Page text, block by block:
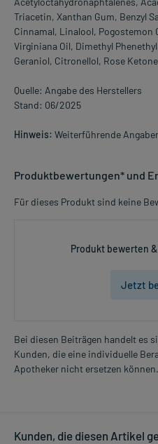
Triacetin, Xanthan Gum, Benzyl
Cinnamal, Linalool, Pogostemon
Virginiana Oil, Dimethyl
Geraniol, Citronellol, Rose
Quelle: Angabe des Herstellers
Stand: 06/2025
Hinweis: Weiterführende
Produktbewertungen* und
Für dieses Produkt sind keine
Produkt bewerten
Jetzt
Bei diesen Beiträgen handelt es
Kunden, die eine individuelle
Apotheker nicht ersetzen können.
Kunden, die diesen Artikel